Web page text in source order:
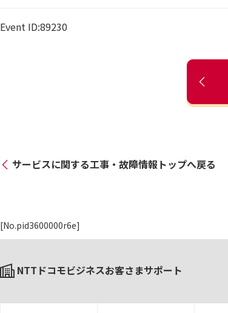
Event ID:89230
サービスに関する工事・故障情報トップへ戻る
[No.pid3600000r6e]
NTTドコモビジネスお客さまサポート